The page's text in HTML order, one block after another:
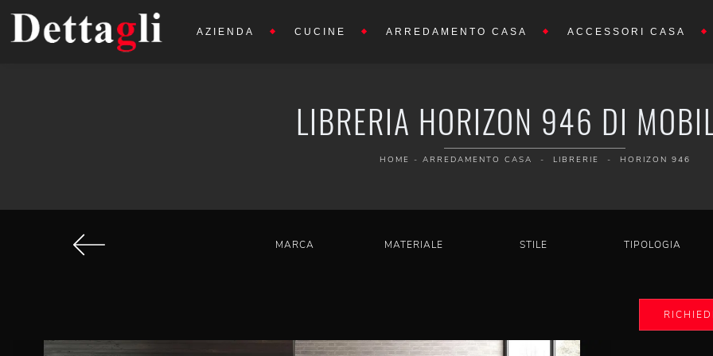
AZIENDA CUCINE ARREDAMENTO CASA ACCESSORI CASA
LIBRERIA HORIZON 946 DI
HOME - ARREDAMENTO CASA - LIBRERIE - HORIZON 946
MARCA MATERIALE STILE TIPOLOGIA